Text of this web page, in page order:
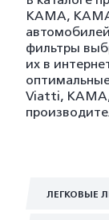
KAMA,
фильтры
их в
Viatti, KAMA,
ЛЕГКОВЫЕ